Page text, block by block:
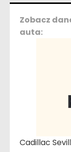
Zobacz
auta:
Cadillac